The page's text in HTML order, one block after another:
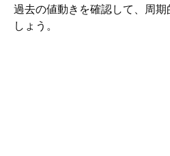
過去の値動きを確認して、周
しょう。